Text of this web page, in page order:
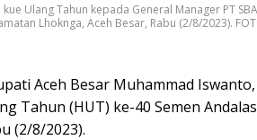
Ulang Tahun kepada General Manager PT SBA
Lhoknga, Aceh Besar, Rabu (2/8/2023).
Aceh Besar Muhammad Iswanto,
Tahun (HUT) ke-40 Semen
(2/8/2023).